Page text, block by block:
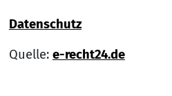
Datenschutz
Quelle: e-recht24.de